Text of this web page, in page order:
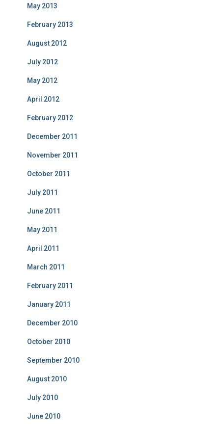
May 2013
February 2013
August 2012
July 2012
May 2012
April 2012
February 2012
December 2011
November 2011
October 2011
July 2011
June 2011
May 2011
April 2011
March 2011
February 2011
January 2011
December 2010
October 2010
September 2010
August 2010
July 2010
June 2010